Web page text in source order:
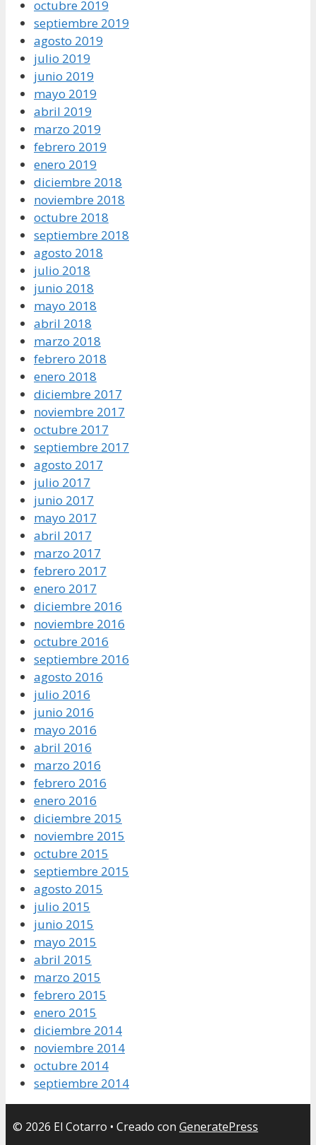
octubre 2019
septiembre 2019
agosto 2019
julio 2019
junio 2019
mayo 2019
abril 2019
marzo 2019
febrero 2019
enero 2019
diciembre 2018
noviembre 2018
octubre 2018
septiembre 2018
agosto 2018
julio 2018
junio 2018
mayo 2018
abril 2018
marzo 2018
febrero 2018
enero 2018
diciembre 2017
noviembre 2017
octubre 2017
septiembre 2017
agosto 2017
julio 2017
junio 2017
mayo 2017
abril 2017
marzo 2017
febrero 2017
enero 2017
diciembre 2016
noviembre 2016
octubre 2016
septiembre 2016
agosto 2016
julio 2016
junio 2016
mayo 2016
abril 2016
marzo 2016
febrero 2016
enero 2016
diciembre 2015
noviembre 2015
octubre 2015
septiembre 2015
agosto 2015
julio 2015
junio 2015
mayo 2015
abril 2015
marzo 2015
febrero 2015
enero 2015
diciembre 2014
noviembre 2014
octubre 2014
septiembre 2014
© 2026 El Cotarro • Creado con GeneratePress